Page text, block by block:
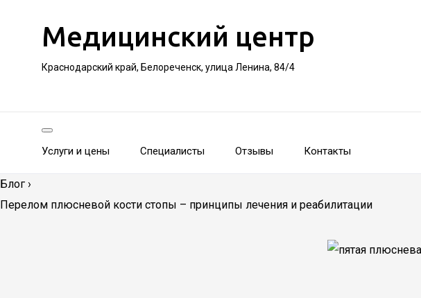
Медицинский центр
Краснодарский край, Белореченск, улица Ленина, 84/4
Услуги и цены Специалисты Отзывы Контакты
Блог ›
Перелом плюсневой кости стопы – принципы лечения и реабилитации